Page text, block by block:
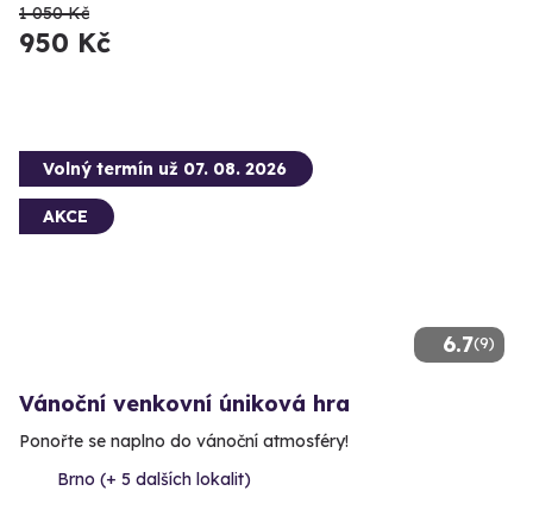
1 050 Kč
950 Kč
6.7(9)
Volný termín už 07. 08. 2026
AKCE
Vánoční venkovní úniková hra
Ponořte se naplno do vánoční atmosféry!
Brno (+ 5 dalších lokalit)